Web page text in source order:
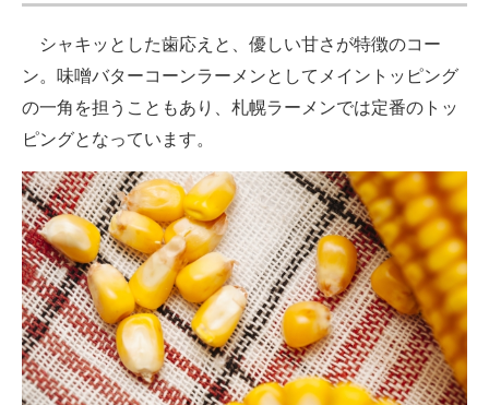
シャキッとした歯応えと、優しい甘さが特徴のコー
ン。味噌バターコーンラーメンとしてメイントッピング
の一角を担うこともあり、札幌ラーメンでは定番のトッ
ピングとなっています。